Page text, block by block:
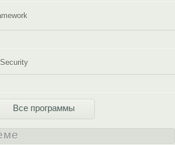
Все программы